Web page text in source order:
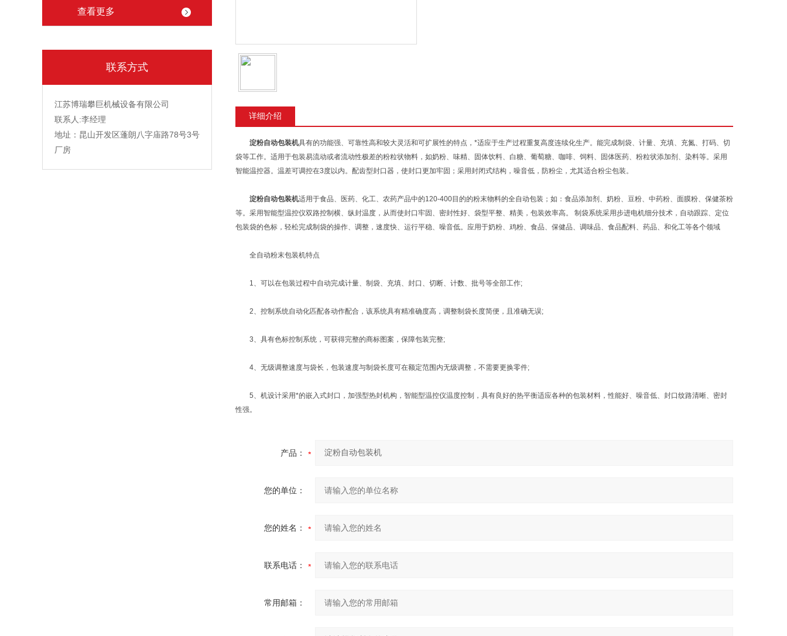
查看更多
联系方式
江苏博瑞攀巨机械设备有限公司
联系人:李经理
地址：昆山开发区蓬朗八字庙路78号3号
厂房
详细介绍
淀粉自动包装机具有的功能强、可靠性高和较大灵活和可扩展性的特点，*适应于生产过程重复高度连续化生产。能完成制袋、计量、充填、充氮、打码、切
袋等工作。适用于包装易流动或者流动性极差的粉粒状物料，如奶粉、味精、固体饮料、白糖、葡萄糖、咖啡、饲料、固体医药、粉粒状添加剂、染料等。采用
智能温控器。温差可调控在3度以内。配齿型封口器，使封口更加牢固；采用封闭式结构，噪音低，防粉尘，尤其适合粉尘包装。
淀粉自动包装机适用于食品、医药、化工、农药产品中的120-400目的的粉末物料的全自动包装；如：食品添加剂、奶粉、豆粉、中药粉、面膜粉、保健茶粉
等。采用智能型温控仪双路控制横、纵封温度，从而使封口牢固、密封性好、袋型平整、精美，包装效率高。 制袋系统采用步进电机细分技术，自动跟踪、定位
包装袋的色标，轻松完成制袋的操作、调整，速度快、运行平稳、噪音低。应用于奶粉、鸡粉、食品、保健品、调味品、食品配料、药品、和化工等各个领域
全自动粉末包装机特点
1、可以在包装过程中自动完成计量、制袋、充填、封口、切断、计数、批号等全部工作;
2、控制系统自动化匹配各动作配合，该系统具有精准确度高，调整制袋长度简便，且准确无误;
3、具有色标控制系统，可获得完整的商标图案，保障包装完整;
4、无级调整速度与袋长，包装速度与制袋长度可在额定范围内无级调整，不需要更换零件;
5、机设计采用*的嵌入式封口，加强型热封机构，智能型温控仪温度控制，具有良好的热平衡适应各种的包装材料，性能好、噪音低、封口纹路清晰、密封
性强。
产品：
您的单位：
您的姓名：
联系电话：
常用邮箱：